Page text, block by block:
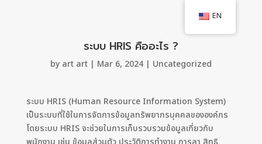
ระบบ HRIS คืออะไร ?
by art art| Mar 6, 2024| Uncategorized
ระบบ HRIS (Human Resource Information System)
เป็นระบบที่ใช้ในการจัดการข้อมูลทรัพยากรบุคคลขององค์กร
โดยระบบ HRIS จะช่วยในการเก็บรวบรวมข้อมูลเกี่ยวกับ
EN